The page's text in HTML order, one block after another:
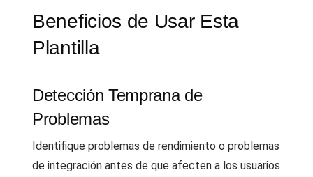
Beneficios de Usar Esta
Plantilla
Detección Temprana de
Problemas
Identifique problemas de rendimiento o problemas
de integración antes de que afecten a los usuarios